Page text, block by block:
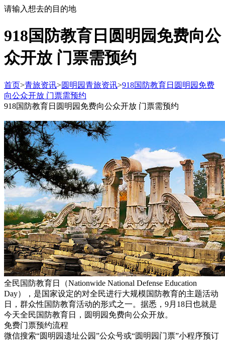
请输入想去的目的地
918国防教育日圆明园免费向公
众开放 门票需预约
首页>青旅资讯>圆明园青旅资讯>918国防教育日圆明园免费
向公众开放 门票需预约
918国防教育日圆明园免费向公众开放 门票需预约
全民国防教育日（Nationwide National Defense Education
Day），是国家设定的对全民进行大规模国防教育的主题活动
日，群众性国防教育活动的形式之一。 据悉，9月18日也就是
今天全民国防教育日，圆明园免费向公众开放。
免费门票预约流程
微信搜索“圆明园遗址公园”公众号或“圆明园门票”小程序预订